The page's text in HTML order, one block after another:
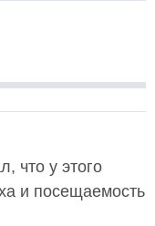
что у этого
и посещаемость